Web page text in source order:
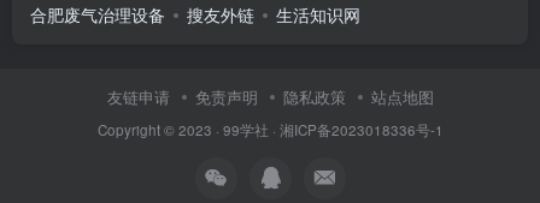
合肥废气治理设备 搜友外链 生活知识网
友链申请 免责声明 隐私政策 站点地图
Copyright © 2023 · 99学社 · 湘ICP备2023018336号-1